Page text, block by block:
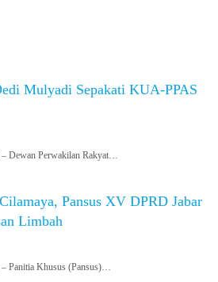
Mulyadi Sepakati KUA-PPAS
Perwakilan Rakyat…
Pansus XV DPRD Jabar
Limbah
Khusus (Pansus)…